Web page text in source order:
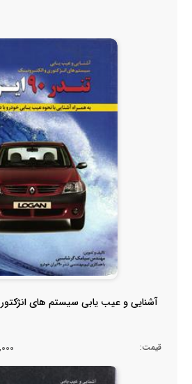
آشنایی و عیب یابی سیستم های
قیمت: